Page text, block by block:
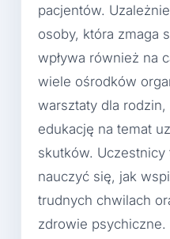
pacjentów.
osoby, która zmaga
wpływa również na
wiele ośrodków
warsztaty dla
edukację na temat
skutków.
nauczyć się, jak
trudnych chwilach
zdrowie